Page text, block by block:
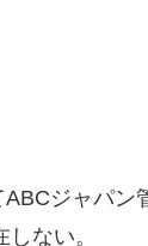
ジャパン
ない。